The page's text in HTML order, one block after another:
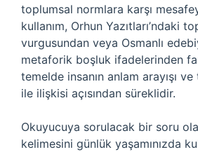
toplumsal normlara karşı
kullanım, Orhun Yazıtları’ndaki
vurgusundan veya Osmanlı
metaforik boşluk ifadelerinden
temelde insanın anlam arayışı
ile ilişkisi açısından süreklidir.
Okuyucuya sorulacak bir soru
kelimesini günlük yaşamınızda